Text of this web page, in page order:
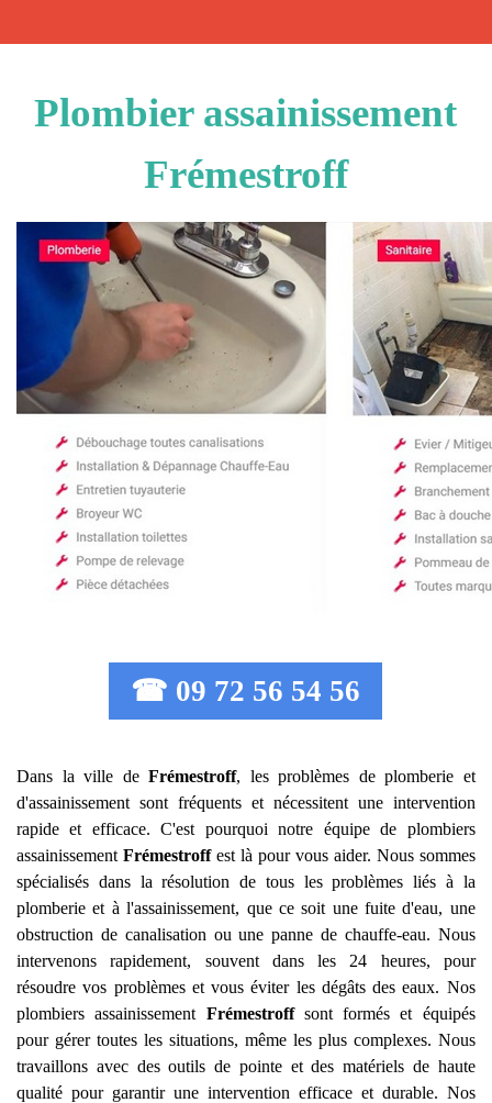
Plombier assainissement
Frémestroff
☎ 09 72 56 54 56
Dans la ville deFrémestroff, les problèmes de plomberie et
d'assainissement sont fréquents et nécessitent une intervention
rapide et efficace. C'est pourquoi notre équipe de plombiers
assainissement Frémestroffest là pour vous aider. Nous sommes
spécialisés dans la résolution de tous les problèmes liés à la
plomberie et à l'assainissement, que ce soit une fuite d'eau, une
obstruction de canalisation ou une panne de chauffe-eau. Nous
intervenons rapidement, souvent dans les 24 heures, pour
résoudre vos problèmes et vous éviter les dégâts des eaux. Nos
plombiers assainissement Frémestroffsont formés et équipés
pour gérer toutes les situations, même les plus complexes. Nous
travaillons avec des outils de pointe et des matériels de haute
qualité pour garantir une intervention efficace et durable. Nos